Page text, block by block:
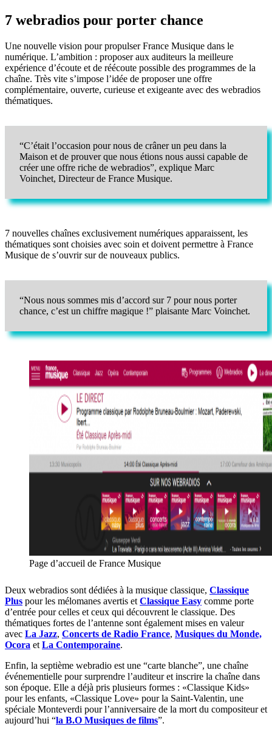
7 webradios pour porter chance
Une nouvelle vision pour propulser France Musique dans le
numérique. L’ambition : proposer aux auditeurs la meilleure
expérience d’écoute et de réécoute possible des programmes de la
chaîne. Très vite s’impose l’idée de proposer une offre
complémentaire, ouverte, curieuse et exigeante avec des webradios
thématiques.
“C’était l’occasion pour nous de crâner un peu dans la
Maison et de prouver que nous étions nous aussi capable de
créer une offre riche de webradios”, explique Marc
Voinchet, Directeur de France Musique.
7 nouvelles chaînes exclusivement numériques apparaissent, les
thématiques sont choisies avec soin et doivent permettre à France
Musique de s’ouvrir sur de nouveaux publics.
“Nous nous sommes mis d’accord sur 7 pour nous porter
chance, c’est un chiffre magique !” plaisante Marc Voinchet.
Page d’accueil de France Musique
Deux webradios sont dédiées à la musique classique, Classique
Plus pour les mélomanes avertis et Classique Easy comme porte
d’entrée pour celles et ceux qui découvrent le classique. Des
thématiques fortes de l’antenne sont également mises en valeur
avec La Jazz, Concerts de Radio France, Musiques du Monde,
Ocora et La Contemporaine.
Enfin, la septième webradio est une “carte blanche”, une chaîne
événementielle pour surprendre l’auditeur et inscrire la chaîne dans
son époque. Elle a déjà pris plusieurs formes : «Classique Kids»
pour les enfants, «Classique Love» pour la Saint-Valentin, une
spéciale Monteverdi pour l’anniversaire de la mort du compositeur et
aujourd’hui “la B.O Musiques de films”.